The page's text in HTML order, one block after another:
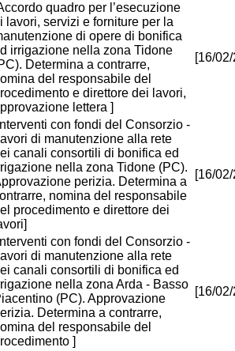
quadro per l’esecuzione
lavori, servizi e forniture per la
di opere di bonifica
irrigazione nella zona Tidone
Determina a contrarre,
del responsabile del
e direttore dei lavori,
lettera ]
[16/
con fondi del Consorzio -
di manutenzione alla rete
canali consortili di bonifica ed
nella zona Tidone (PC).
perizia. Determina a
nomina del responsabile
procedimento e direttore dei
[16/
con fondi del Consorzio -
di manutenzione alla rete
canali consortili di bonifica ed
nella zona Arda - Basso
(PC). Approvazione
Determina a contrarre,
del responsabile del
]
[16/